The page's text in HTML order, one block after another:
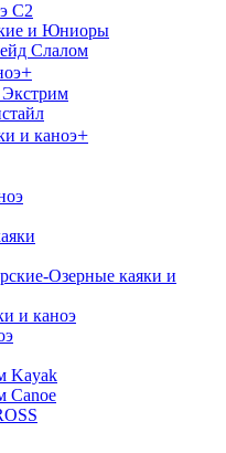
С2
и Юниоры
Слалом
+
и каноэ+
Озерные каяки и
и каноэ
Kayak
Canoe